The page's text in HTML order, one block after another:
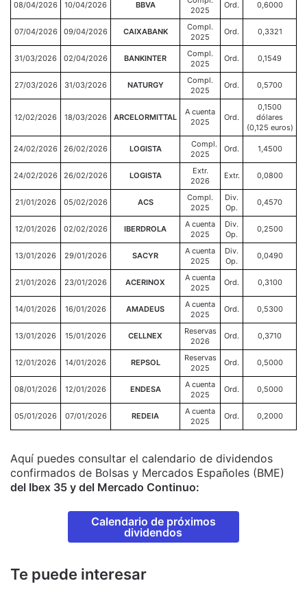
08/04/2026 10/04/2026 BBVA
2025
Ord. 0,6000
07/04/2026 09/04/2026 CAIXABANK
Compl.
2025
Ord. 0,3321
31/03/2026 02/04/2026 BANKINTER
Compl.
2025
Ord. 0,1549
27/03/2026 31/03/2026 NATURGY
Compl.
2025
Ord. 0,5700
12/02/2026 18/03/2026 ARCELORMITTAL
A cuenta
2025
Ord.
0,1500
dólares
(0,125 euros)
24/02/2026 26/02/2026 LOGISTA
Compl.
2025
Ord. 1,4500
24/02/2026 26/02/2026 LOGISTA
Extr.
2026
Extr. 0,0800
21/01/2026 05/02/2026 ACS
Compl.
2025
Div.
Op.
0,4570
12/01/2026 02/02/2026 IBERDROLA
A cuenta
2025
Div.
Op.
0,2500
13/01/2026 29/01/2026 SACYR
A cuenta
2025
Div.
Op.
0,0490
21/01/2026 23/01/2026 ACERINOX
A cuenta
2025
Ord. 0,3100
14/01/2026 16/01/2026 AMADEUS
A cuenta
2025
Ord. 0,5300
13/01/2026 15/01/2026 CELLNEX
Reservas
2026
Ord. 0,3710
12/01/2026 14/01/2026 REPSOL
Reservas
2025
Ord. 0,5000
08/01/2026 12/01/2026 ENDESA
A cuenta
2025
Ord. 0,5000
05/01/2026 07/01/2026 REDEIA
A cuenta
2025
Ord. 0,2000
Aquí puedes consultar el calendario de dividendos
confirmados de Bolsas y Mercados Españoles (BME)
del Ibex 35 y del Mercado Continuo:
Calendario de próximos
dividendos
Te puede interesar